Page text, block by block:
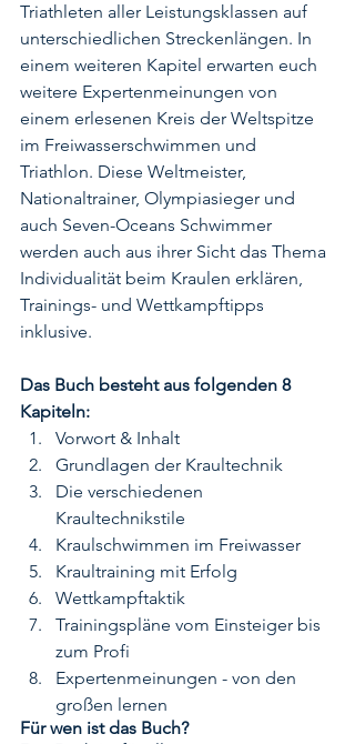
Triathleten aller Leistungsklassen auf
unterschiedlichen Streckenlängen. In
einem weiteren Kapitel erwarten euch
weitere Expertenmeinungen von
einem erlesenen Kreis der Weltspitze
im Freiwasserschwimmen und
Triathlon. Diese Weltmeister,
Nationaltrainer, Olympiasieger und
auch Seven-Oceans Schwimmer
werden auch aus ihrer Sicht das Thema
Individualität beim Kraulen erklären,
Trainings- und Wettkampftipps
inklusive.
Das Buch besteht aus folgenden 8
Kapiteln:
Vorwort & Inhalt
Grundlagen der Kraultechnik
Die verschiedenen
Kraultechnikstile
Kraulschwimmen im Freiwasser
Kraultraining mit Erfolg
Wettkampftaktik
Trainingspläne vom Einsteiger bis
zum Profi
Expertenmeinungen - von den
großen lernen
Für wen ist das Buch?